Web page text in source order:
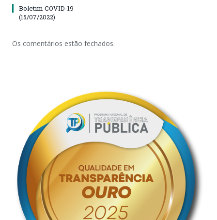
Boletim COVID-19
(15/07/2022)
Os comentários estão fechados.